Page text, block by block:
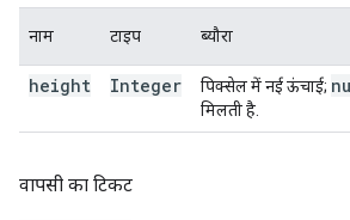
नाम टाइप ब्यौरा
height Integer पिक्सेल में नई ऊंचाई;
मिलती है.
वापसी का टिकट